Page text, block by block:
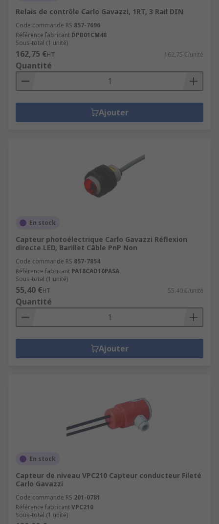
Relais de contrôle Carlo Gavazzi, 1RT, 3 Rail DIN
Code commande RS 857-7696
Référence fabricant DPB01CM48
Sous-total (1 unité)
162,75 €HT 162,75 €/unité
Quantité
Ajouter
En stock
Capteur photoélectrique Carlo Gavazzi Réflexion
directe LED, Barillet Câble PnP Non
Code commande RS 857-7854
Référence fabricant PA18CAD10PASA
Sous-total (1 unité)
55,40 €HT 55,40 €/unité
Quantité
Ajouter
En stock
Capteur de niveau VPC210 Capteur conducteur Fileté
Carlo Gavazzi
Code commande RS 201-0781
Référence fabricantVPC210
Sous-total (1 unité)